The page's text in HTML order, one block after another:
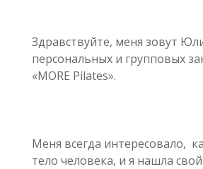
Здравствуйте, меня зовут
персональных и групповых
«MORE Pilates».
Меня всегда интересовало,
тело человека, и я нашла